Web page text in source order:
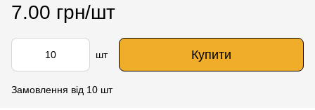
7.00 грн/шт
шт Купити
Замовлення від 10 шт